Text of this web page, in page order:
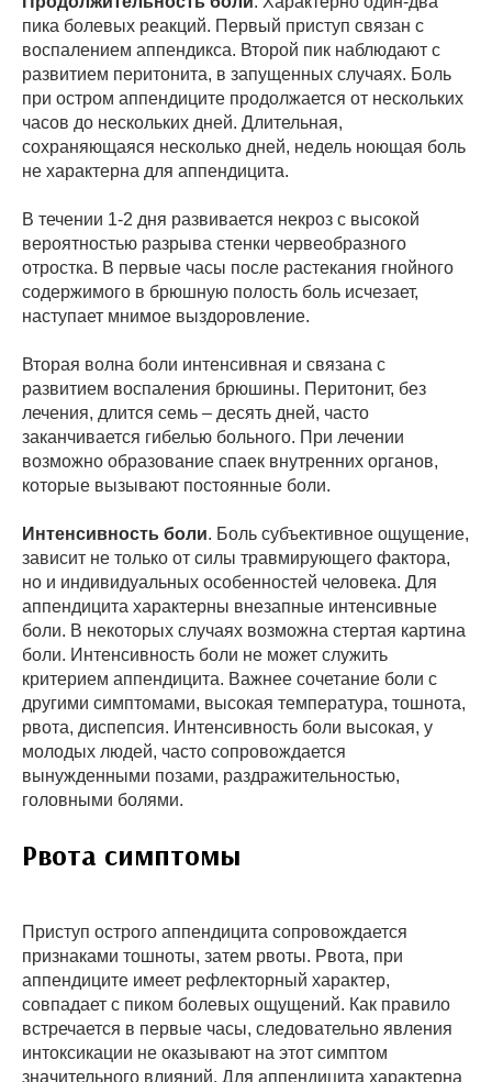
пика болевых реакций. Первый приступ связан с
воспалением аппендикса. Второй пик наблюдают с
развитием перитонита, в запущенных случаях. Боль
при остром аппендиците продолжается от нескольких
часов до нескольких дней. Длительная,
сохраняющаяся несколько дней, недель ноющая боль
не характерна для аппендицита.
В течении 1-2 дня развивается некроз с высокой
вероятностью разрыва стенки червеобразного
отростка. В первые часы после растекания гнойного
содержимого в брюшную полость боль исчезает,
наступает мнимое выздоровление.
Вторая волна боли интенсивная и связана с
развитием воспаления брюшины. Перитонит, без
лечения, длится семь – десять дней, часто
заканчивается гибелью больного. При лечении
возможно образование спаек внутренних органов,
которые вызывают постоянные боли.
Интенсивность боли. Боль субъективное ощущение,
зависит не только от силы травмирующего фактора,
но и индивидуальных особенностей человека. Для
аппендицита характерны внезапные интенсивные
боли. В некоторых случаях возможна стертая картина
боли. Интенсивность боли не может служить
критерием аппендицита. Важнее сочетание боли с
другими симптомами, высокая температура, тошнота,
рвота, диспепсия. Интенсивность боли высокая, у
молодых людей, часто сопровождается
вынужденными позами, раздражительностью,
головными болями.
Рвота симптомы
Приступ острого аппендицита сопровождается
признаками тошноты, затем рвоты. Рвота, при
аппендиците имеет рефлекторный характер,
совпадает с пиком болевых ощущений. Как правило
встречается в первые часы, следовательно явления
интоксикации не оказывают на этот симптом
значительного влияний. Для аппендицита характерна